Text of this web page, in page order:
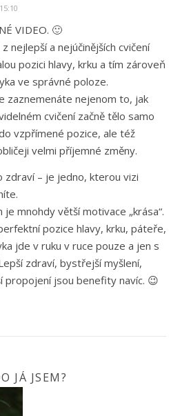
VIDEO. 🙂
nejlepší a nejúčinějších cvičení
pozici hlavy, krku a tím zároveň
ve správné poloze.
zaznemenáte nejenom to, jak
cvičení začně tělo samo
vzpřímené pozice, ale též
velmi příjemné změny.
zdraví – je jedno, kterou vizi
je mnohdy větší motivace „krása“.
pozice hlavy, krku, páteře,
jde v ruku v ruce pouze a jen s
zdraví, bystřejší myšlení,
propojení jsou benefity navíc. 😉
JÁ JSEM?